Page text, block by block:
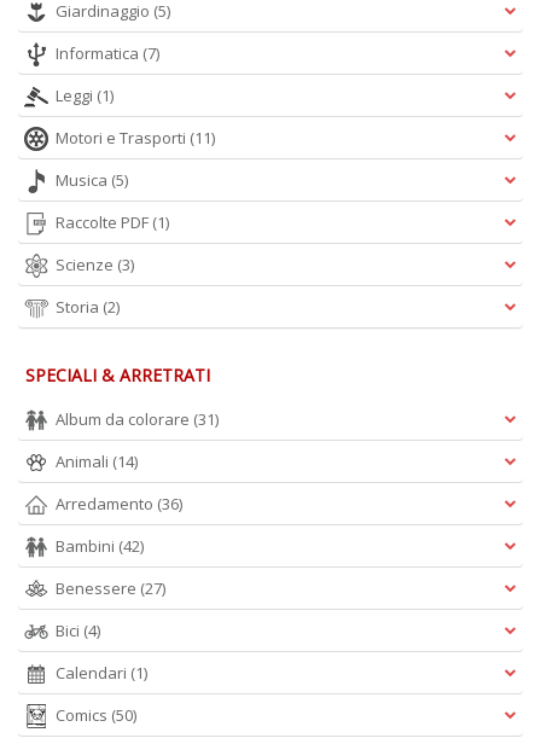
Giardinaggio (5)
Informatica (7)
Leggi (1)
Motori e Trasporti (11)
Musica (5)
Raccolte PDF (1)
Scienze (3)
Storia (2)
SPECIALI & ARRETRATI
Album da colorare (31)
Animali (14)
Arredamento (36)
Bambini (42)
Benessere (27)
Bici (4)
Calendari (1)
Comics (50)